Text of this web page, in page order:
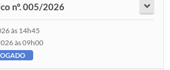
nº. 005/2026
às 14h45
às 09h00